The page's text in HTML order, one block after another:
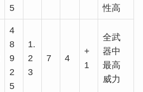
5
性高
4
8
9
2
5
1.
2
3
7 4
+
1
全武
器中
最高
威力